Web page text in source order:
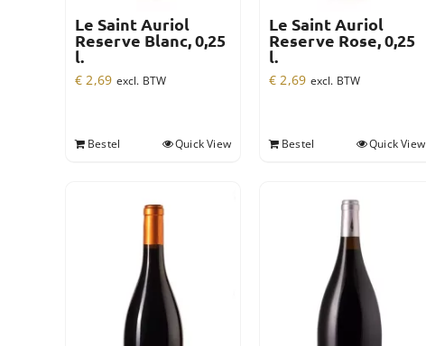
Le Saint Auriol
Reserve Blanc, 0,25
l.
€ 2,69 excl. BTW
Bestel Quick View
Le Saint Auriol
Reserve Rose, 0,25
l.
€ 2,69 excl. BTW
Bestel Quick View